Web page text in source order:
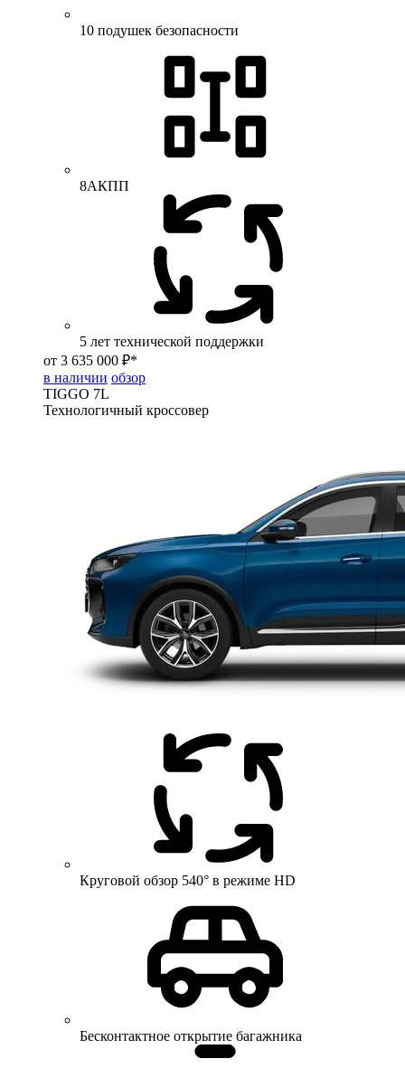
10 подушек безопасности
8АКПП
5 лет технической поддержки
от 3 635 000 ₽*
в наличии обзор
TIGGO 7L
Технологичный кроссовер
Круговой обзор 540° в режиме HD
Бесконтактное открытие багажника